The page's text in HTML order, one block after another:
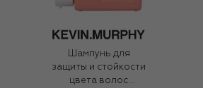
Шампунь для
защиты и стойкости
цвета волос